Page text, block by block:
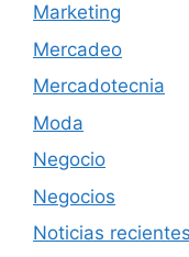
Marketing
Mercadeo
Mercadotecnia
Moda
Negocio
Negocios
Noticias recientes